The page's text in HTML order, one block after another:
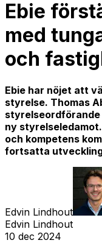
Ebie
med
och
Ebie har nöjet att
styrelse. Thomas
ny
och kompetens
fortsatta
Edvin Lindhout
Edvin Lindhout
10 dec 2024